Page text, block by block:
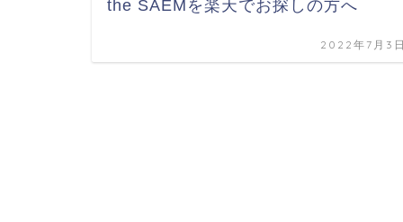
the SAEMを楽天でお探しの方へ
2022年7月3